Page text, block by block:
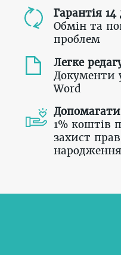
Гарантія 14
Обмін та
проблем
Легке
Документи
Word
1% коштів
захист
народження